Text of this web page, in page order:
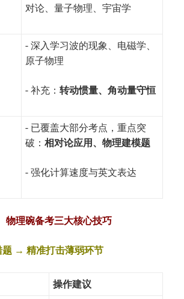
对论、量子物理、宇宙学
- 深入学习波的现象、电磁学、
原子物理
- 补充：转动惯量、角动量守恒
- 已覆盖大部分考点，重点突
破：相对论应用、物理建模题
- 强化计算速度与英文表达
物理碗备考三大核心技巧
题 → 精准打击薄弱环节
操作建议